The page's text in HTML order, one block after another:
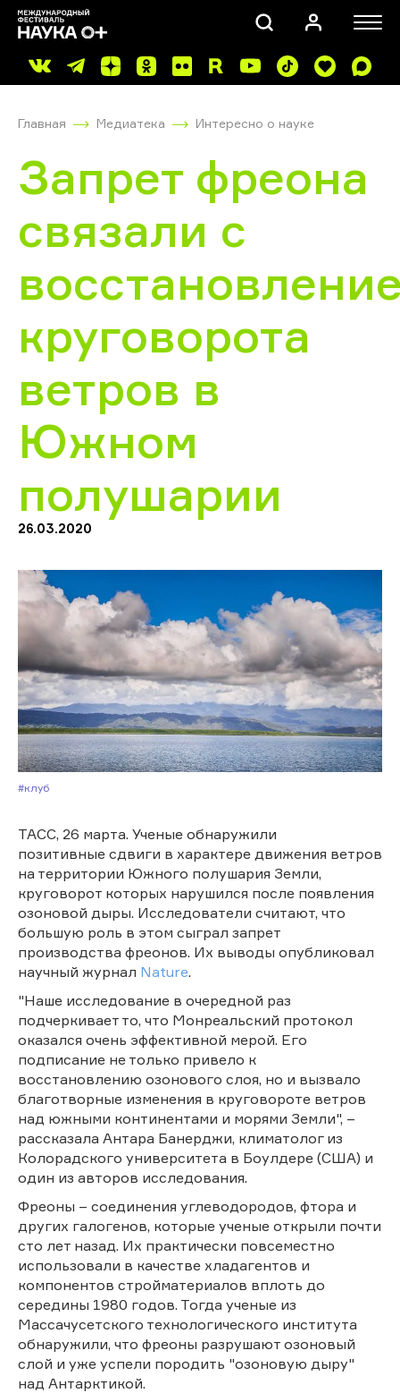
Главная Медиатека Интересно о науке
Запрет фреона
связали с
круговорота
ветров в
Южном
полушарии
26.03.2020
#Клуб
ТАСС, 26 марта. Ученые обнаружили
позитивные сдвиги в характере движения ветров
на территории Южного полушария Земли,
круговорот которых нарушился после появления
озоновой дыры. Исследователи считают, что
большую роль в этом сыграл запрет
производства фреонов. Их выводы опубликовал
научный журнал Nature.
"Наше исследование в очередной раз
подчеркивает то, что Монреальский протокол
оказался очень эффективной мерой. Его
подписание не только привело к
восстановлению озонового слоя, но и вызвало
благотворные изменения в круговороте ветров
над южными континентами и морями Земли", –
рассказала Антара Банерджи, климатолог из
Колорадского университета в Боулдере (США) и
один из авторов исследования.
Фреоны – соединения углеводородов, фтора и
других галогенов, которые ученые открыли почти
сто лет назад. Их практически повсеместно
использовали в качестве хладагентов и
компонентов стройматериалов вплоть до
середины 1980 годов. Тогда ученые из
Массачусетского технологического института
обнаружили, что фреоны разрушают озоновый
слой и уже успели породить "озоновую дыру"
над Антарктикой.